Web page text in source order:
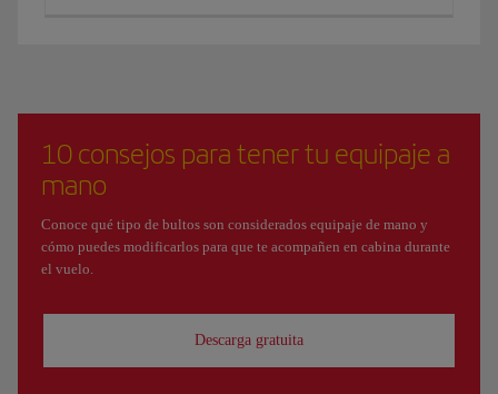
10 consejos para tener tu equipaje a
mano
Conoce qué tipo de bultos son considerados equipaje de mano y
cómo puedes modificarlos para que te acompañen en cabina durante
el vuelo.
Descarga gratuita